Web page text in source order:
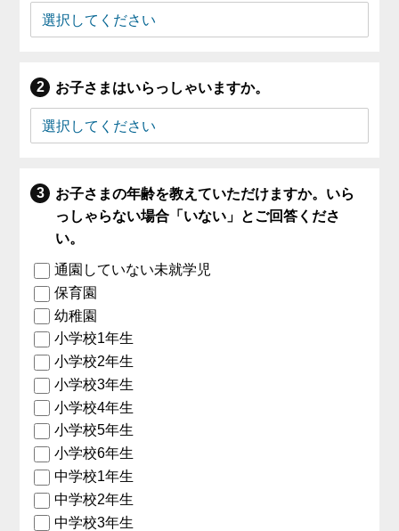
お子さまはいらっしゃいますか。
お子さまの年齢を教えていただけますか。いら
っしゃらない場合「いない」とご回答くださ
い。
通園していない未就学児
保育園
幼稚園
小学校1年生
小学校2年生
小学校3年生
小学校4年生
小学校5年生
小学校6年生
中学校1年生
中学校2年生
中学校3年生